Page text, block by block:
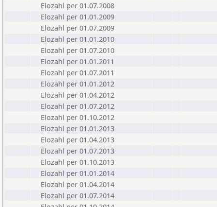
Elozahl per 01.07.2008
Elozahl per 01.01.2009
Elozahl per 01.07.2009
Elozahl per 01.01.2010
Elozahl per 01.07.2010
Elozahl per 01.01.2011
Elozahl per 01.07.2011
Elozahl per 01.01.2012
Elozahl per 01.04.2012
Elozahl per 01.07.2012
Elozahl per 01.10.2012
Elozahl per 01.01.2013
Elozahl per 01.04.2013
Elozahl per 01.07.2013
Elozahl per 01.10.2013
Elozahl per 01.01.2014
Elozahl per 01.04.2014
Elozahl per 01.07.2014